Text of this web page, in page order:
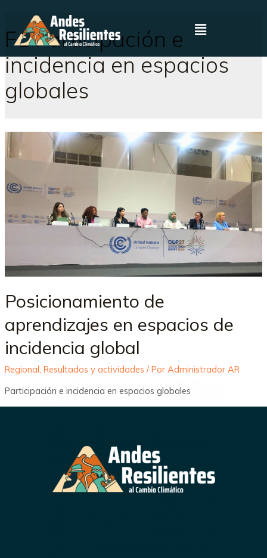
F1 Participación e
incidencia en espacios
globales
Posicionamiento de
aprendizajes en espacios de
incidencia global
Regional Resultados y actividades / Por Administrador AR
Participación e incidencia en espacios globales